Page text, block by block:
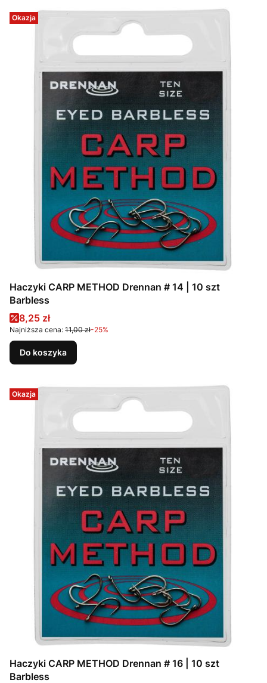
Okazja
Haczyki CARP METHOD Drennan # 14 | 10 szt
Barbless
Cena promocyjna
8,25 zł
Najniższa cena: 11,00 zł-25%
Do koszyka
Okazja
Haczyki CARP METHOD Drennan # 16 | 10 szt
Barbless